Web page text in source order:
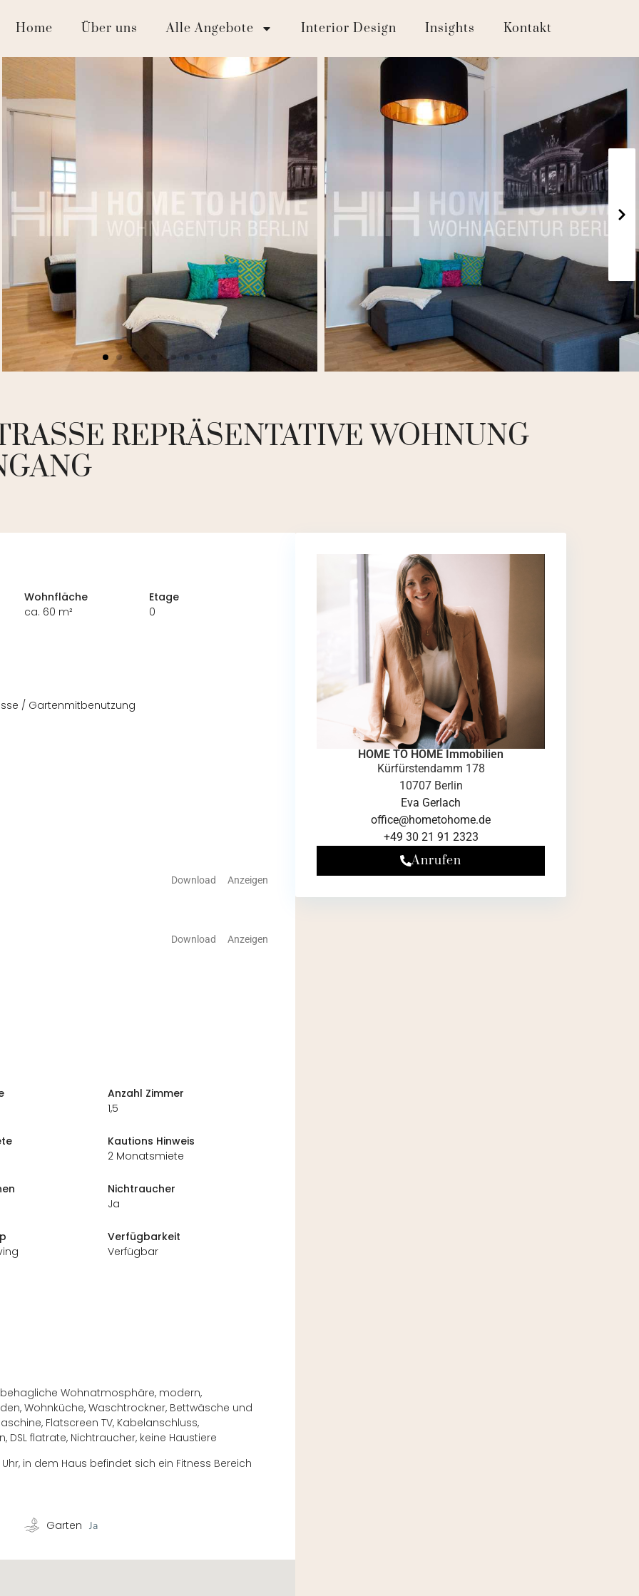
Home Über uns Alle Angebote Interior Design Insights Kontakt
REPRÄSENTATIVE WOHNUNG
Wohnfläche
ca. 60 m²
Etage
0
/ Gartenmitbenutzung
Download Anzeigen
Download Anzeigen
Anzahl Zimmer
1,5
Kautions Hinweis
2 Monatsmiete
Nichtraucher
Ja
Verfügbarkeit
Verfügbar
Wohnatmosphäre, modern,
Wohnküche, Waschtrockner, Bettwäsche und
Flatscreen TV, Kabelanschluss,
DSL flatrate, Nichtraucher, keine Haustiere
in dem Haus befindet sich ein Fitness Bereich
Garten Ja
HOME TO HOME Immobilien
Kürfürstendamm 178
10707 Berlin
Eva Gerlach
office@hometohome.de
+49 30 21 91 2323
Anrufen